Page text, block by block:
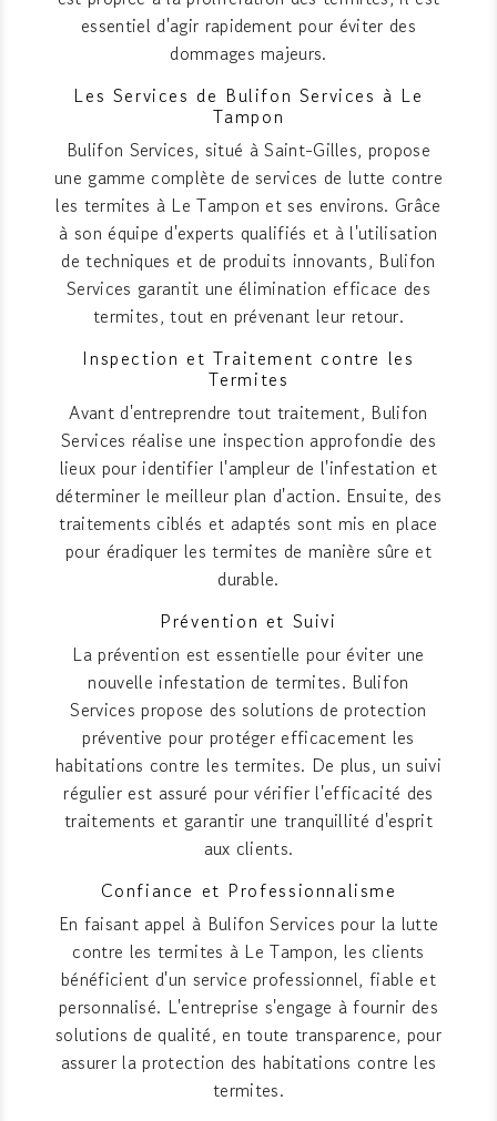
essentiel d'agir rapidement pour éviter des
dommages majeurs.
Les Services de Bulifon Services à Le
Tampon
Bulifon Services, situé à Saint-Gilles, propose
une gamme complète de services de lutte contre
les termites à Le Tampon et ses environs. Grâce
à son équipe d'experts qualifiés et à l'utilisation
de techniques et de produits innovants, Bulifon
Services garantit une élimination efficace des
termites, tout en prévenant leur retour.
Inspection et Traitement contre les
Termites
Avant d'entreprendre tout traitement, Bulifon
Services réalise une inspection approfondie des
lieux pour identifier l'ampleur de l'infestation et
déterminer le meilleur plan d'action. Ensuite, des
traitements ciblés et adaptés sont mis en place
pour éradiquer les termites de manière sûre et
durable.
Prévention et Suivi
La prévention est essentielle pour éviter une
nouvelle infestation de termites. Bulifon
Services propose des solutions de protection
préventive pour protéger efficacement les
habitations contre les termites. De plus, un suivi
régulier est assuré pour vérifier l'efficacité des
traitements et garantir une tranquillité d'esprit
aux clients.
Confiance et Professionnalisme
En faisant appel à Bulifon Services pour la lutte
contre les termites à Le Tampon, les clients
bénéficient d'un service professionnel, fiable et
personnalisé. L'entreprise s'engage à fournir des
solutions de qualité, en toute transparence, pour
assurer la protection des habitations contre les
termites.